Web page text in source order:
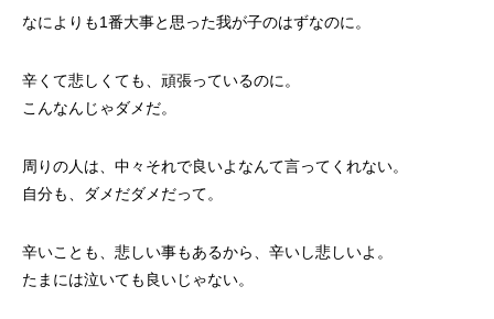
なによりも1番大事と思った我が子のはずなのに。
辛くて悲しくても、頑張っているのに。
こんなんじゃダメだ。
周りの人は、中々それで良いよなんて言ってくれない。
自分も、ダメだダメだって。
辛いことも、悲しい事もあるから、辛いし悲しいよ。
たまには泣いても良いじゃない。